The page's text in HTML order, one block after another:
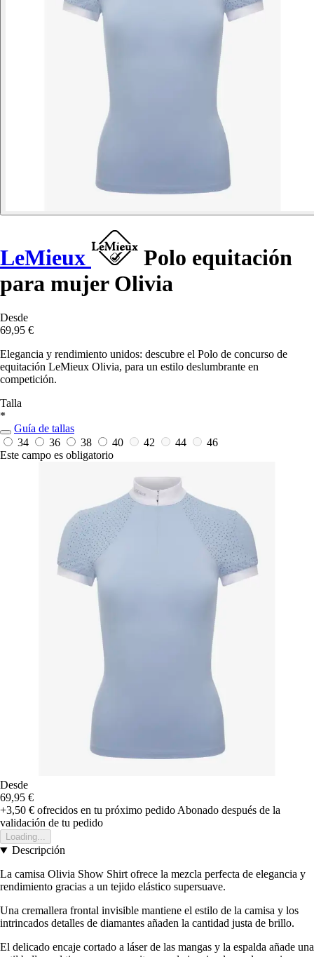
LeMieux
Polo equitación
para mujer Olivia
Desde
69,95 €
Elegancia y rendimiento unidos: descubre el Polo de concurso de
equitación LeMieux Olivia, para un estilo deslumbrante en
competición.
Talla
*
Guía de tallas
34
36 38 40 42 44
46
Este campo es obligatorio
Desde
69,95 €
+3,50 € ofrecidos en tu próximo pedidoAbonado después de la
validación de tu pedido
Loading...
Descripción
La camisa Olivia Show Shirt ofrece la mezcla perfecta de elegancia y
rendimiento gracias a un tejido elástico supersuave.
Una cremallera frontal invisible mantiene el estilo de la camisa y los
intrincados detalles de diamantes añaden la cantidad justa de brillo.
El delicado encaje cortado a láser de las mangas y la espalda añade una